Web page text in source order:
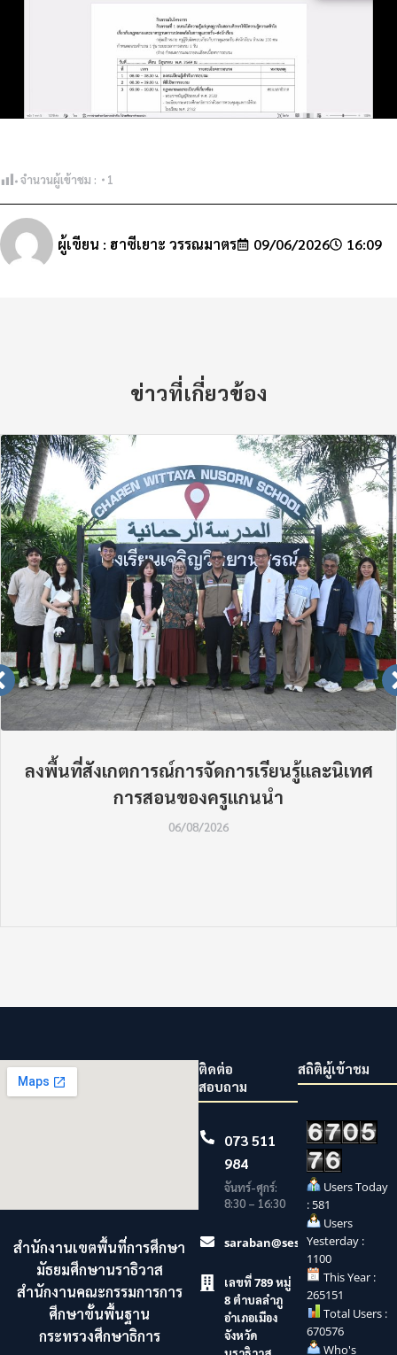
จำนวนผู้เข้าชม : 1
ผู้เขียน : ฮาซีเยาะ วรรณมาตร 09/06/2026 16:09
ข่าวที่เกี่ยวข้อง
ลงพื้นที่สังเกตการณ์การจัดการเรียนรู้และนิเทศ
การสอนของครูแกนนำ
06/08/2026
สำนักงานเขตพื้นที่การศึกษา
มัธยมศึกษานราธิวาส
สำนักงานคณะกรรมการการ
ศึกษาขั้นพื้นฐาน
กระทรวงศึกษาธิการ
ติดต่อ
สอบถาม
073 511
984
จันทร์-ศุกร์:
8:30 – 16:30
saraban@sesaonara.go.th
เลขที่ 789 หมู่
8 ตำบลลำภู
อำเภอเมือง
จังหวัด
สถิติผู้เข้าชม
Users Today
: 581
Users
Yesterday :
1100
This Year :
265151
Total Users :
670576
Who's